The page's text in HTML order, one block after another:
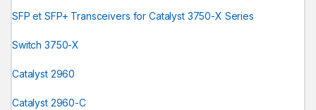
SFP et SFP+ Transceivers for Catalyst 3750-X Series
Switch 3750-X
Catalyst 2960
Catalyst 2960-C